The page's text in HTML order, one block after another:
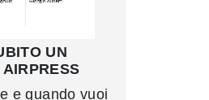
UN
e quando vuoi